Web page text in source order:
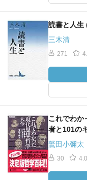
読書と人生
三木清
271
これでわか
者と101の
鷲田小彌太
30